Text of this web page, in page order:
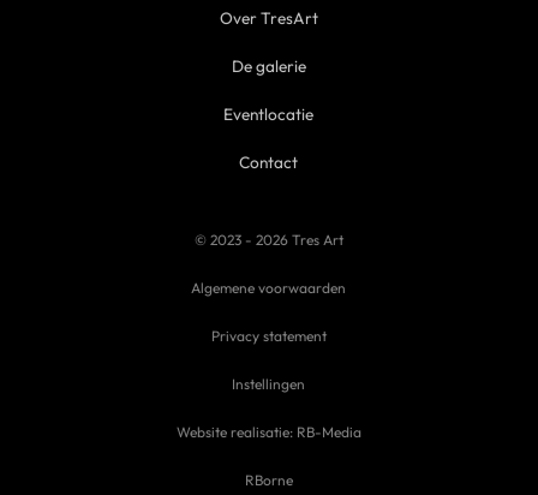
Over TresArt
De galerie
Eventlocatie
Contact
© 2023 - 2026 Tres Art
Algemene voorwaarden
Privacy statement
Instellingen
Website realisatie: RB-Media
RBorne